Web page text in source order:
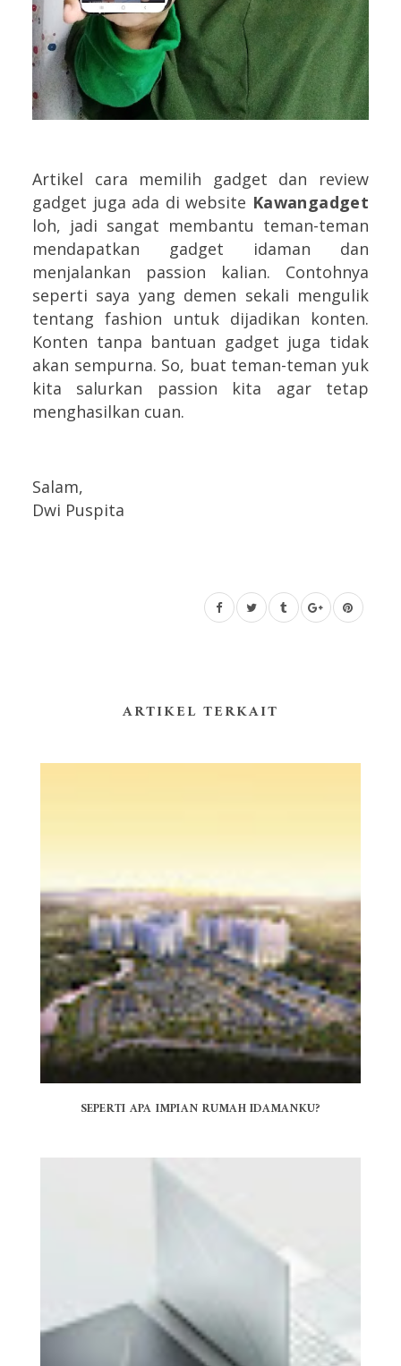
Artikel cara memilih gadget dan review
gadget juga ada di website Kawangadget
loh, jadi sangat membantu teman-teman
mendapatkan gadget idaman dan
menjalankan passion kalian. Contohnya
seperti saya yang demen sekali mengulik
tentang fashion untuk dijadikan konten.
Konten tanpa bantuan gadget juga tidak
akan sempurna. So, buat teman-teman yuk
kita salurkan passion kita agar tetap
menghasilkan cuan.
Salam,
Dwi Puspita
ARTIKEL TERKAIT
SEPERTI APA IMPIAN RUMAH IDAMANKU?